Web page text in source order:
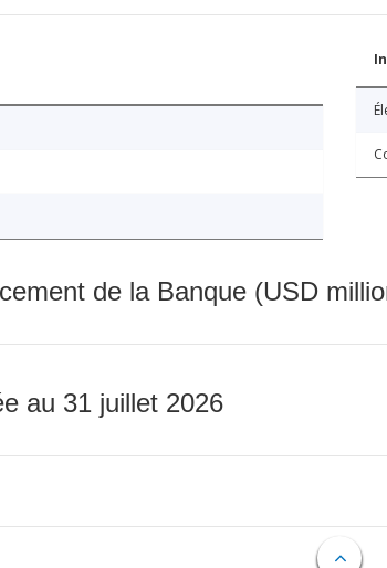
de la Banque (USD
au 31 juillet 2026